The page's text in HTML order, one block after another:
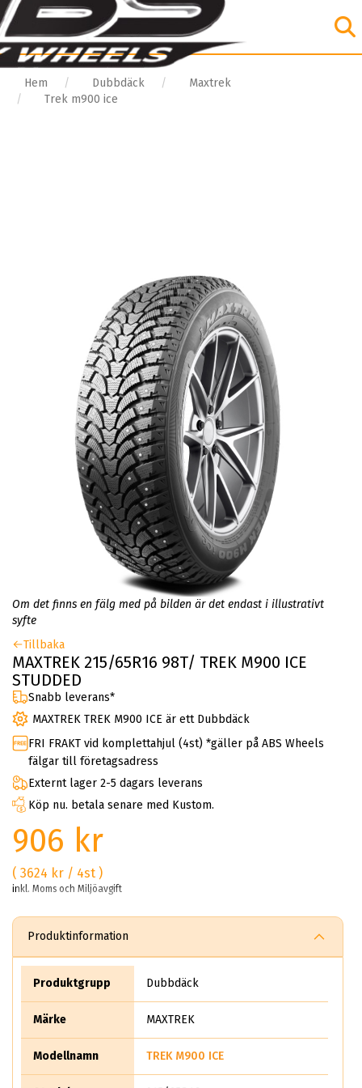
Hem Dubbdäck
Maxtrek
Trek m900 ice
Om det finns en fälg med på bilden är det endast i illustrativt
syfte
Tillbaka
MAXTREK 215/65R16 98T/ TREK M900 ICE
STUDDED
Snabb leverans*
MAXTREK TREK M900 ICE är ett Dubbdäck
FRI FRAKT vid komplettahjul (4st) *gäller på ABS Wheels
fälgar till företagsadress
Externt lager 2-5 dagars leverans
Köp nu. betala senare med Kustom.
906 kr
( 3624 kr / 4st )
inkl. Moms och Miljöavgift
Produktinformation
Produktgrupp Dubbdäck
Märke MAXTREK
Modellnamn TREK M900 ICE